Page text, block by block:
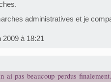
administratives et je
à 18:21
ai pas beaucoup perdus